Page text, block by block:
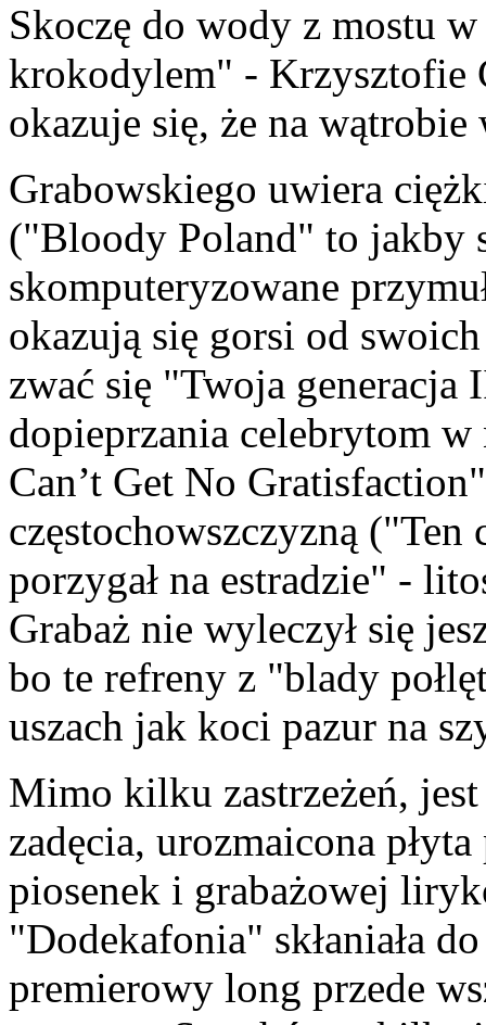
Skoczę do wody z mostu
krokodylem" - Krzysztofie
okazuje się, że na
Grabowskiego uwiera
("Bloody Poland" to jakby
skomputeryzowane
okazują się gorsi od
zwać się "Twoja
dopieprzania celebrytom
Can’t Get No
częstochowszczyzną ("Ten
porzygał na estradzie" -
Grabaż nie wyleczył się
bo te refreny z "blady
uszach jak koci pazur na
Mimo kilku zastrzeżeń,
zadęcia, urozmaicona
piosenek i grabażowej
"Dodekafonia" skłaniała
premierowy long przede